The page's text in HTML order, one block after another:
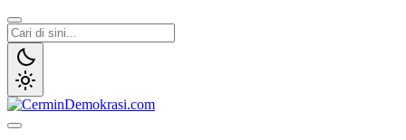
Lewati
ke
konten